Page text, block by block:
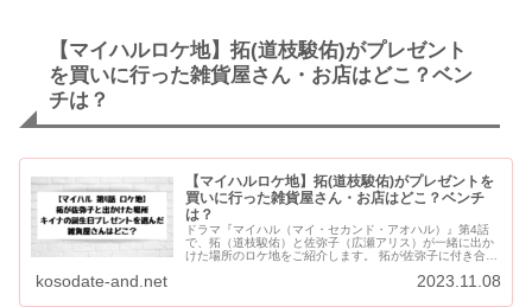
【マイハルロケ地】拓(道枝駿佑)がプレゼント
を買いに行った雑貨屋さん・お店はどこ？ベン
チは？
【マイハルロケ地】拓(道枝駿佑)がプレゼントを
買いに行った雑貨屋さん・お店はどこ？ベンチ
は？
ドラマ『マイハル（マイ・セカンド・アオハル）』第4話
で、拓（道枝駿佑）と佐弥子（広瀬アリス）が一緒に出か
けた場所のロケ地をご紹介します。 拓が佐弥子に付き合っ
kosodate-and.net 2023.11.08